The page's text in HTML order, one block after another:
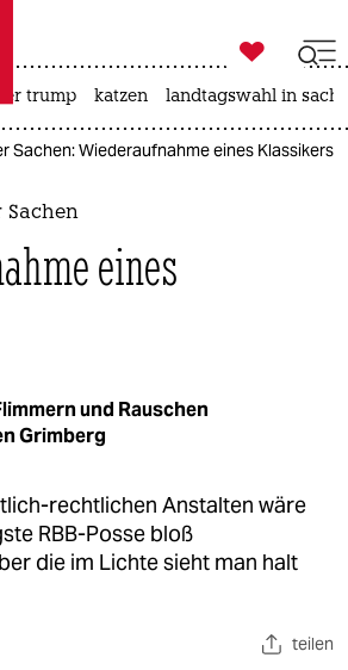
taz zahl ich
zahl ich

taz zahl ich
trump katzen landtagswahl in
Sachen: Wiederaufnahme eines Klassikers
Sachen
eines
und Rauschen
Grimberg
rechtlichen Anstalten wäre
RBB-Posse bloß
die im Lichte sieht man halt
teilen